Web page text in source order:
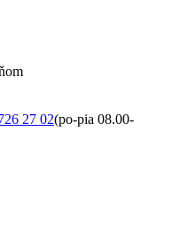
27 02(po-pia 08.00-